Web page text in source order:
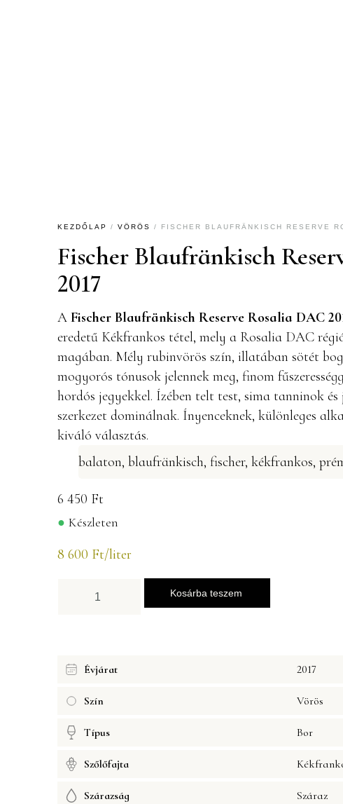
KEZDŐLAP / VÖRÖS / FISCHER BLAUFRÄNKISCH RESERVE
Fischer Blaufränkisch
2017
A Fischer Blaufränkisch Reserve Rosalia DAC
eredetű Kékfrankos tétel, mely a Rosalia DAC
magában. Mély rubinvörös szín, illatában sötét
mogyorós tónusok jelennek meg, finom
hordós jegyekkel. Ízében telt test, sima tanninok
szerkezet dominálnak. Ínyenceknek, különleges
kiváló választás.
balaton, blaufränkisch, fischer, kékfrankos,
6 450 Ft
Készleten
8 600 Ft/liter
Kosárba teszem
Évjárat 2017
Szín Vörös
Típus Bor
Szőlőfajta
Szárazság Száraz